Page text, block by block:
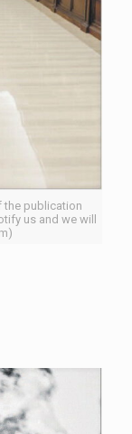
the publication
us and we will